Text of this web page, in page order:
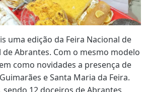
uma edição da Feira Nacional de
Abrantes. Com o mesmo modelo
como novidades a presença de
e Santa Maria da Feira.